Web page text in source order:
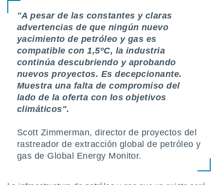
"A pesar de las constantes y claras
advertencias de que ningún nuevo
yacimiento de petróleo y gas es
compatible con 1,5ºC, la industria
continúa descubriendo y aprobando
nuevos proyectos. Es decepcionante.
Muestra una falta de compromiso del
lado de la oferta con los objetivos
climáticos".
Scott Zimmerman, director de proyectos del
rastreador de extracción global de petróleo y
gas de Global Energy Monitor.